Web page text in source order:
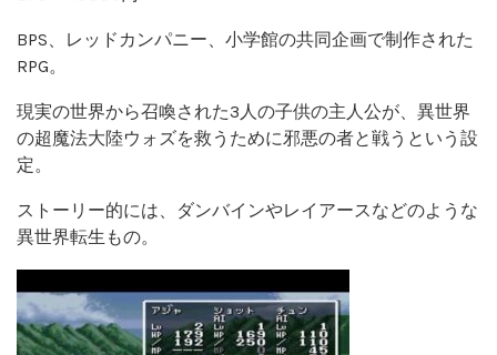
BPS、レッドカンパニー、小学館の共同企画で制作された
RPG。
現実の世界から召喚された3人の子供の主人公が、異世界
の超魔法大陸ウォズを救うために邪悪の者と戦うという設
定。
ストーリー的には、ダンバインやレイアースなどのような
異世界転生もの。